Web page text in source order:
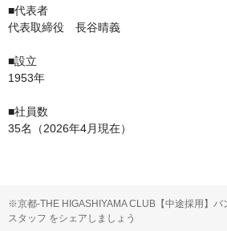
■代表者
代表取締役　長谷晴義
■設立
1953年
■社員数
35名（2026年4月現在）
※京都-THE HIGASHIYAMA CLUB【中途採用】バ
スタッフ をシェアしましょう